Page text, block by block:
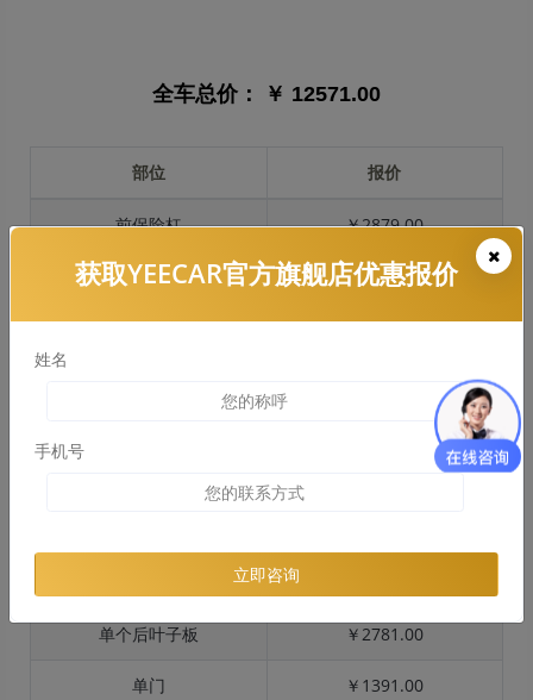
全车总价： ￥ 12571.00
部位 报价
前保险杠 ￥2879.00
引擎盖 ￥2436.00
左右两侧前叶子板 ￥1826.00
单个后叶子板 ￥2781.00
单门 ￥1391.00
获取YEECAR官方旗舰店优惠报价
姓名
手机号
立即咨询